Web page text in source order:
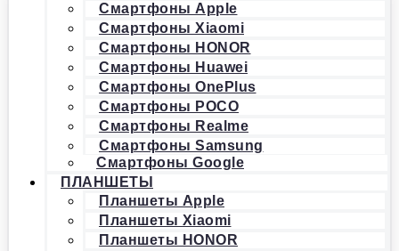
Смартфоны Apple
Смартфоны Xiaomi
Смартфоны HONOR
Смартфоны Huawei
Смартфоны OnePlus
Смартфоны POCO
Смартфоны Realme
Смартфоны Samsung
Смартфоны Google
ПЛАНШЕТЫ
Планшеты Apple
Планшеты Xiaomi
Планшеты HONOR